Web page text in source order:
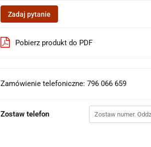
Zadaj pytanie
Pobierz produkt do PDF
Zamówienie telefoniczne: 796 066 659
Zostaw telefon